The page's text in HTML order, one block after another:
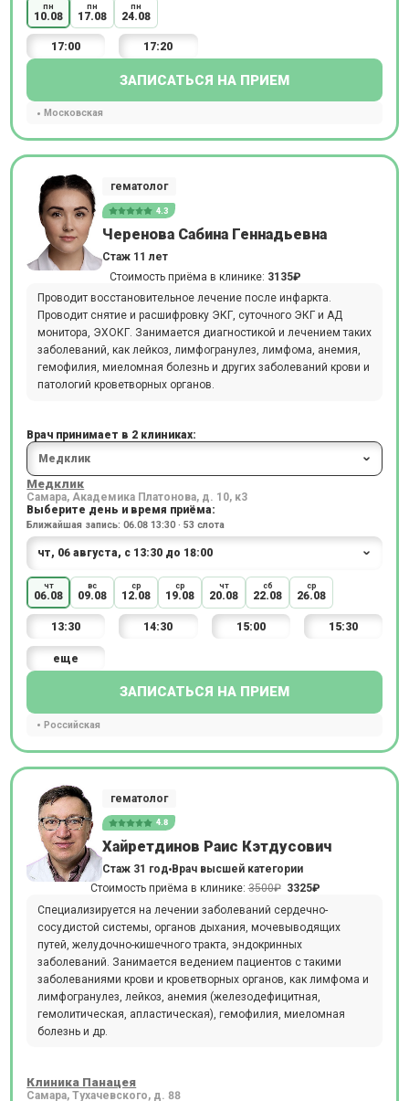
пн
10.08
пн
17.08
пн
24.08
17:00 17:20
ЗАПИСАТЬСЯ НА ПРИЕМ
Московская
гематолог
4.3
Черенова Сабина Геннадьевна
Стаж 11 лет
Стоимость приёма в клинике: 3135₽
Проводит восстановительное лечение после инфаркта.
Проводит снятие и расшифровку ЭКГ, суточного ЭКГ и АД
монитора, ЭХОКГ. Занимается диагностикой и лечением таких
заболеваний, как лейкоз, лимфогранулез, лимфома, анемия,
гемофилия, миеломная болезнь и других заболеваний крови и
патологий кроветворных органов.
Врач принимает в 2 клиниках:
Медклик
Самара, Академика Платонова, д. 10, к3
Выберите день и время приёма:
Ближайшая запись: 06.08 13:30 · 53 слота
чт
06.08
вс
09.08
ср
12.08
ср
19.08
чт
20.08
сб
22.08
ср
26.08
13:30 14:30 15:00 15:30
еще
ЗАПИСАТЬСЯ НА ПРИЕМ
Российская
гематолог
4.8
Хайретдинов Раис Кэтдусович
Стаж 31 год Врач высшей категории
Стоимость приёма в клинике:3500₽ 3325₽
Специализируется на лечении заболеваний сердечно-
сосудистой системы, органов дыхания, мочевыводящих
путей, желудочно-кишечного тракта, эндокринных
заболеваний. Занимается ведением пациентов с такими
заболеваниями крови и кроветворных органов, как лимфома и
лимфогранулез, лейкоз, анемия (железодефицитная,
гемолитическая, апластическая), гемофилия, миеломная
болезнь и др.
Клиника Панацея
Самара, Тухачевского, д. 88